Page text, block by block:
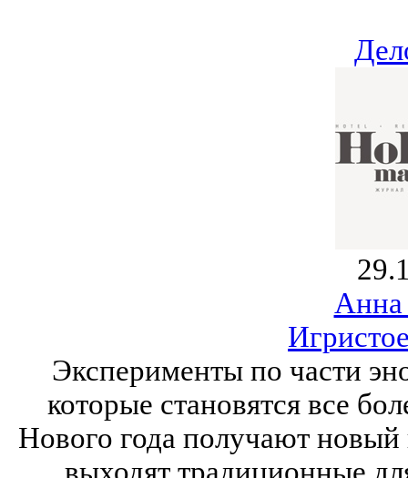
Анна
Эксперименты по части
которые становятся все
Нового года получают новый